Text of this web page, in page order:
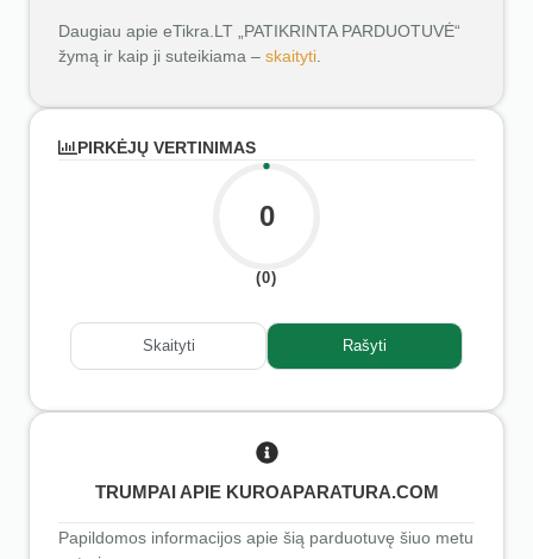
Daugiau apie eTikra.LT „PATIKRINTA PARDUOTUVĖ“
žymą ir kaip ji suteikiama – skaityti
PIRKĖJŲ VERTINIMAS
0
(0)
Skaityti Rašyti
TRUMPAI APIE KUROAPARATURA.COM
Papildomos informacijos apie šią parduotuvę šiuo metu